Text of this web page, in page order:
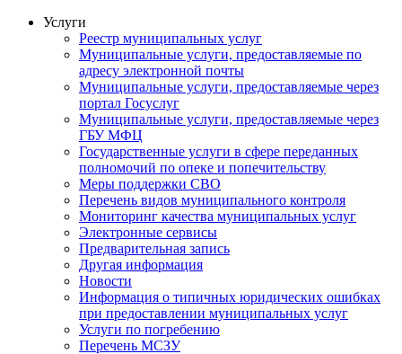
Услуги
Реестр муниципальных услуг
Муниципальные услуги, предоставляемые по
адресу электронной почты
Муниципальные услуги, предоставляемые через
портал Госуслуг
Муниципальные услуги, предоставляемые через
ГБУ МФЦ
Государственные услуги в сфере переданных
полномочий по опеке и попечительству
Меры поддержки СВО
Перечень видов муниципального контроля
Мониторинг качества муниципальных услуг
Электронные сервисы
Предварительная запись
Другая информация
Новости
Информация о типичных юридических ошибках
при предоставлении муниципальных услуг
Услуги по погребению
Перечень МСЗУ